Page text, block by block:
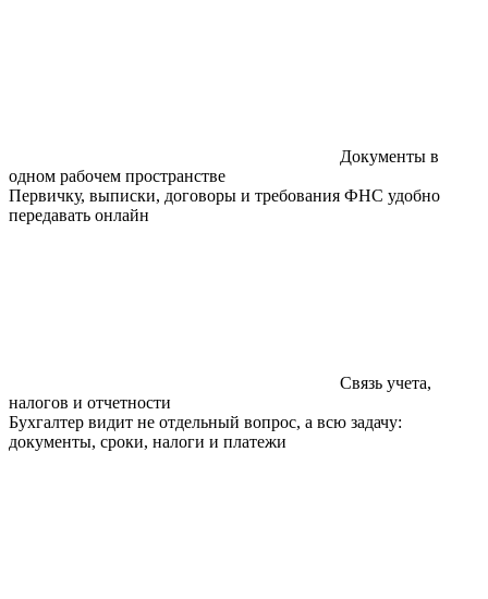
Документы в
одном рабочем пространстве
Первичку, выписки, договоры и требования ФНС удобно
передавать онлайн
Связь учета,
налогов и отчетности
Бухгалтер видит не отдельный вопрос, а всю задачу:
документы, сроки, налоги и платежи